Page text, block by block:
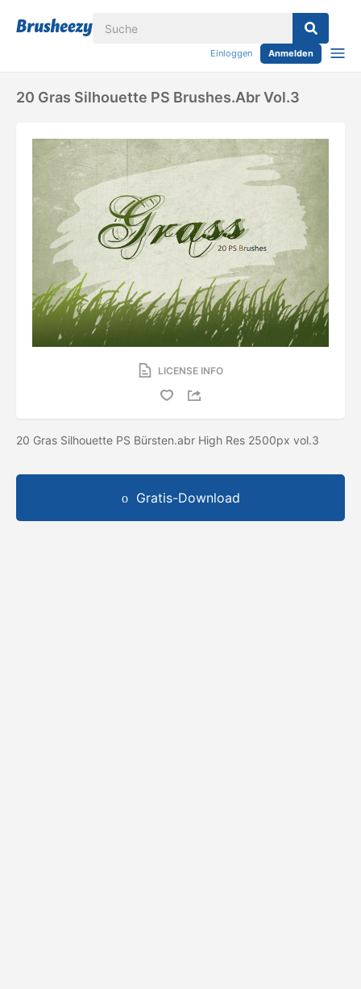
Einloggen Anmelden
20 Gras Silhouette PS Brushes.abr Vol.3
LICENSE INFO
20 Gras Silhouette PS Bürsten.abr High Res 2500px vol.3
Gratis-Download